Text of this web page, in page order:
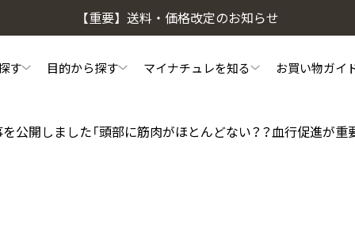
【重要】送料・価格改定のお知らせ
す 目的から探す マイナチュレを知る
私たちのこだわり マイナチュレコラム
お買い物ガイ
初めての方へ ご利用方法
頭皮・ヘアケア相談窓口 よくあるご質問
を公開しました「頭部に筋肉がほとんどない？？血行促進が重